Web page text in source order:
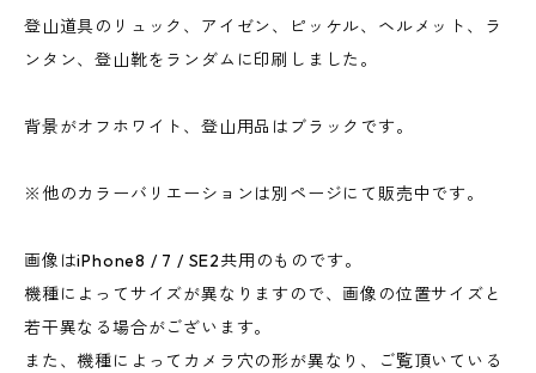
登山道具のリュック、アイゼン、ピッケル、ヘルメット、ラ
ンタン、登山靴をランダムに印刷しました。
背景がオフホワイト、登山用品はブラックです。
※他のカラーバリエーションは別ページにて販売中です。
画像はiPhone8 / 7 / SE2共用のものです。
機種によってサイズが異なりますので、画像の位置サイズと
若干異なる場合がございます。
また、機種によってカメラ穴の形が異なり、ご覧頂いている